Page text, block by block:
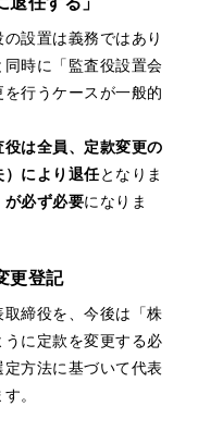
設置は義務ではあり
時に「監査役設置会
行うケースが一般的
役は全員、定款変更の
により退任となりま
が必ず必要になりま
更登記
締役を、今後は「株
に定款を変更する必
方法に基づいて代表
。